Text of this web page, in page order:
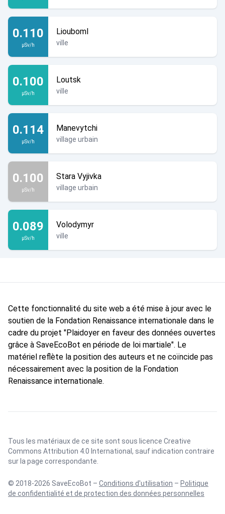
0.110
µSv/h
Liouboml
ville
0.100
µSv/h
Loutsk
ville
0.114
µSv/h
Manevytchi
village urbain
0.100
µSv/h
Stara Vyjivka
village urbain
0.089
µSv/h
Volodymyr
ville
Cette fonctionnalité du site web a été mise à jour avec le
soutien de la Fondation Renaissance internationale dans le
cadre du projet "Plaidoyer en faveur des données ouvertes
grâce à SaveEcoBot en période de loi martiale". Le
matériel reflète la position des auteurs et ne coïncide pas
nécessairement avec la position de la Fondation
Renaissance internationale.
Tous les matériaux de ce site sont sous licence Creative
Commons Attribution 4.0 International , sauf indication contraire
sur la page correspondante.
© 2018-2026 SaveEcoBot – Conditions d'utilisation – Politique
de confidentialité et de protection des données personnelles